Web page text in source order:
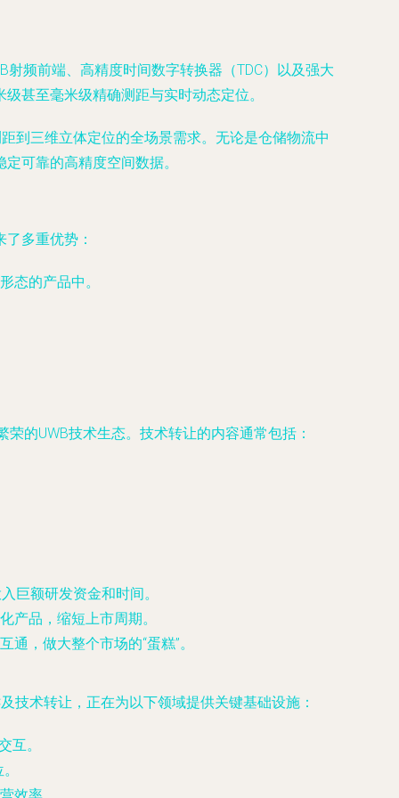
频前端、高精度时间数字转换器（TDC）以及强大
甚至毫米级精确测距与实时动态定位。
到三维立体定位的全场景需求。无论是仓储物流中
可靠的高精度空间数据。
多重优势：
态的产品中。
的UWB技术生态。技术转让的内容通常包括：
巨额研发资金和时间。
产品，缩短上市周期。
，做大整个市场的“蛋糕”。
技术转让，正在为以下领域提供关键基础设施：
互。